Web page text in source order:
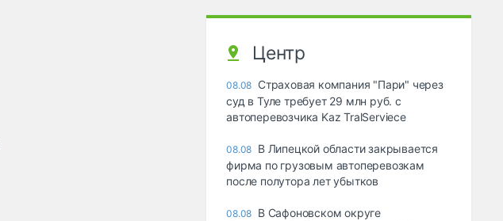
Центр
08.08 Страховая компания "Пари" через
суд в Туле требует 29 млн руб. с
автоперевозчика Kaz TralServiece
08.08 В Липецкой области закрывается
фирма по грузовым автоперевозкам
после полутора лет убытков
08.08 В Сафоновском округе